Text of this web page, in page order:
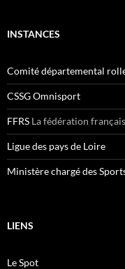
INSTANCES
Comité départemental
CSSG Omnisport
FFRS La fédération
Ligue des pays de Loire
Ministère chargé des
LIENS
Le Spot